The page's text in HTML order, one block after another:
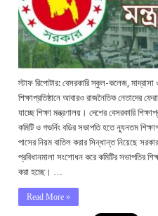
স্টাফ রিপোটার: বেসরকারি স্কুল-কলেজ, মাদ্রাসা
শিক্ষাপ্রতিষ্ঠানে আবারও রাজনৈতিক নেতাদের
যাচ্ছে শিক্ষা মন্ত্রণালয়। দেশের বেসরকারি
কমিটি ও গভর্নিং বডির সভাপতি হতে ন্যূনতম
পাসের নিয়ম বাতিল করার সিন্ধান্ত নিয়েছে
প্রবিধানমালা সংশোধন করে কমিটির সভাপতির
করা হচ্ছে। …
Read More »